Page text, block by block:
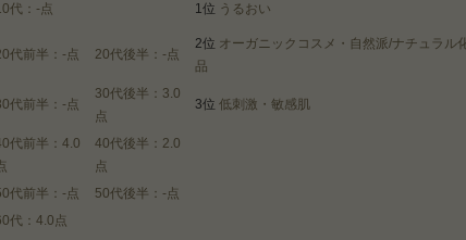
代：-点 1位 うるおい
代前半：-点 20代後半：-点
2位 オーガニックコスメ・自然派/ナチュラル
品
代前半：-点
30代後半：3.0
点
3位 低刺激・敏感肌
代前半：4.0
40代後半：2.0
点
代前半：-点
50代後半：-点
代：4.0点